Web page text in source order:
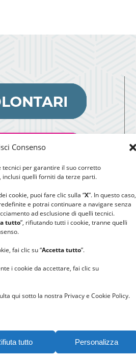
Consenso
tecnici per garantire il suo corretto
quelli forniti da terze parti.
cookie, puoi fare clic sulla “X”. In questo caso,
e potrai continuare a navigare senza
ad esclusione di quelli tecnici.
tutto”, rifiutando tutti i cookie, tranne quelli
fai clic su “Accetta tutto”.
i cookie da accettare, fai clic su
qui sotto la nostra Privacy e Cookie Policy.
tutto Personalizza
Gomitolorosa.